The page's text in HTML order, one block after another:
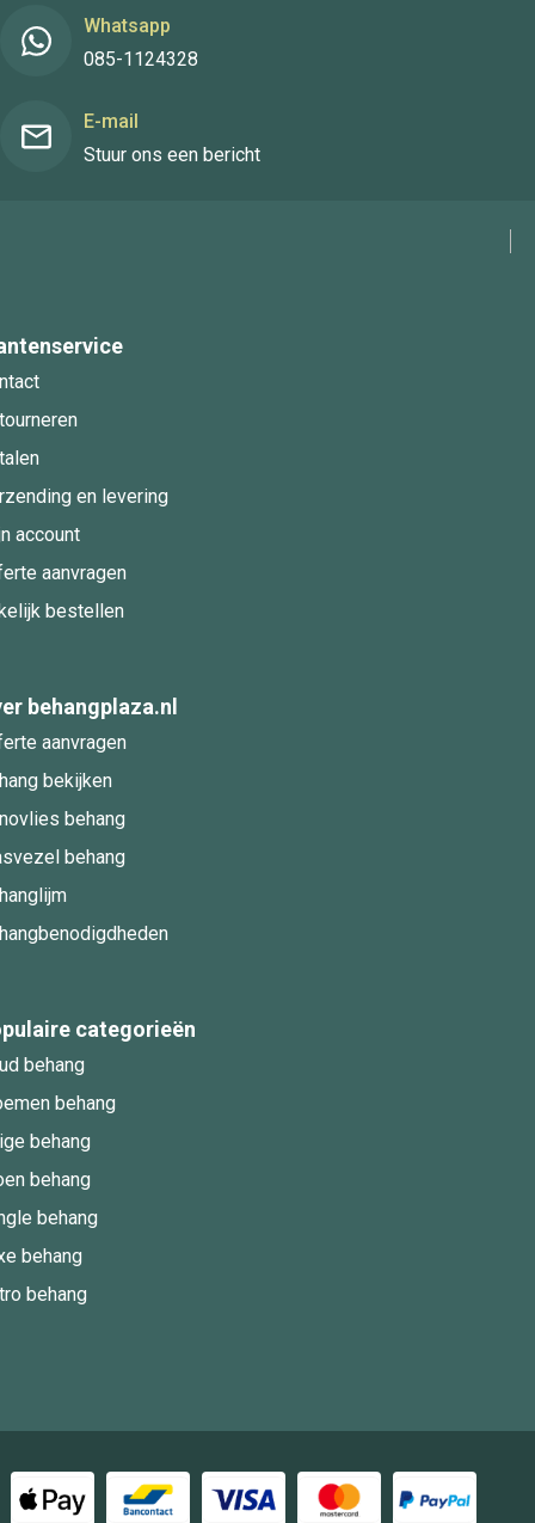
Whatsapp
085-1124328
E-mail
Stuur ons een bericht
en levering
account
aanvragen
bestellen
behangplaza.nl
aanvragen
bekijken
behang
behang
categorieën
behang
behang
behang
behang
behang
behang
behang